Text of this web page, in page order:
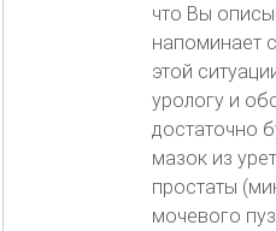
что Вы
напоминает
этой
урологу и
достаточно
мазок из
простаты
мочевого